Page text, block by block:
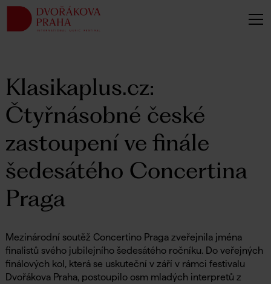
Klasikaplus.cz:
Čtyřnásobné české
zastoupení ve finále
šedesátého Concertina
Praga
Mezinárodní soutěž Concertino Praga zveřejnila jména
finalistů svého jubilejního šedesátého ročníku. Do veřejných
finálových kol, která se uskuteční v září v rámci festivalu
Dvořákova Praha, postoupilo osm mladých interpretů z